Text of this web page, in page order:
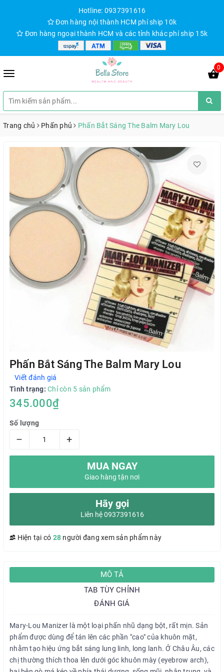
Hotline: 0937391616
Đơn hàng nội thành HCM phí ship 10k
Đơn hàng ngoại thành HCM và các tỉnh khác phí ship 15k
0
Trang chủ Phấn phủ Phấn Bắt Sáng The Balm Mary Lou
Phấn Bắt Sáng The Balm Mary Lou
Viết đánh giá
Tình trạng: Chỉ còn 5 sản phẩm
345.000₫
Số lượng
– +
MUA NGAY
Giao hàng tận nơi
Hãy gọi
Liên hệ 0937391616
Hiện tại có 28 người đang xem sản phẩm này
MÔ TẢ
TAB TÙY CHỈNH
ĐÁNH GIÁ
Mary-Lou Manizer là một loại phấn nhũ dạng bột, rất mịn. Sản
phẩm được dùng để tán lên các phần "cao" của khuôn mặt,
nhằm tạo hiệu ứng bắt sáng lung linh, long lanh. Ở Châu Âu, các
chị thường thích thoa lên dưới góc khuôn mày (eyebrow arch),